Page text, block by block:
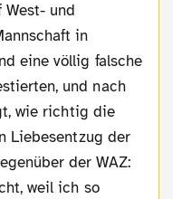
und
in
eine völlig falsche
und nach
wie richtig die
Liebesentzug der
der WAZ:
weil ich so